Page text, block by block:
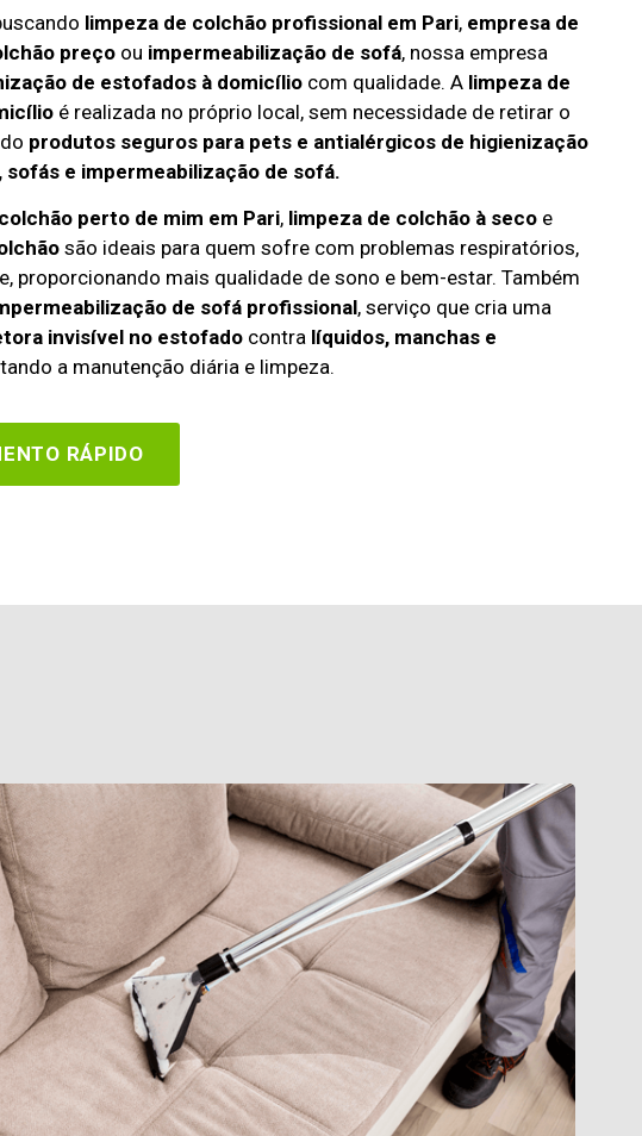
limpeza de colchão profissional em Pari, empresa de
preçoou impermeabilização de sofá, nossa empresa
de estofados à domicíliocom qualidade. A limpeza de
é realizada no próprio local, sem necessidade de retirar o
produtos seguros para pets e antialérgicos de higienização
sofás e impermeabilização de sofá.
perto de mim em Pari, limpeza de colchão à secoe
são ideais para quem sofre com problemas respiratórios,
proporcionando mais qualidade de sono e bem-estar. Também
de sofá profissional, serviço que cria uma
invisível no estofadocontra líquidos, manchas e
a manutenção diária e limpeza.
RÁPIDO